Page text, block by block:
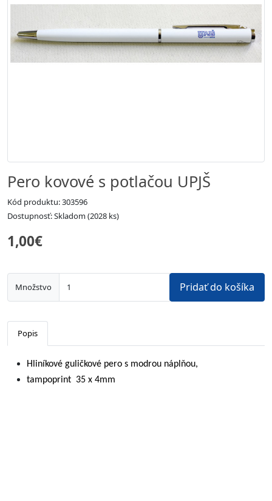
Pero kovové s potlačou UPJŠ
Kód produktu: 303596
Dostupnosť: Skladom (2028 ks)
1,00€
Množstvo Pridať do košíka
Popis
Hliníkové guličkové pero s modrou náplňou,
tampoprint 35 x 4mm